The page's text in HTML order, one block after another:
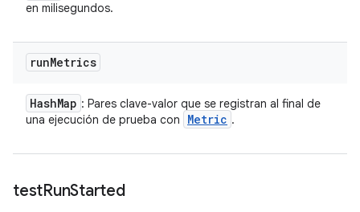
en milisegundos.
runMetrics
HashMap : Pares clave-valor que se registran al final de
una ejecución de prueba con
Metric .
testRunStarted